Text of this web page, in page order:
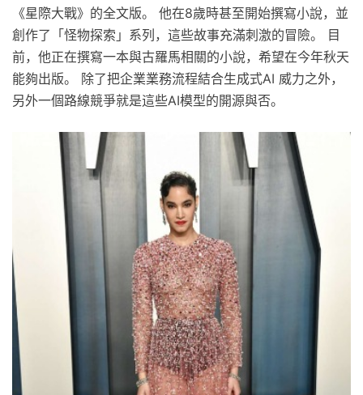
《星際大戰》的全文版。 他在8歲時甚至開始撰寫小說，並
創作了「怪物探索」系列，這些故事充滿刺激的冒險。 目
前，他正在撰寫一本與古羅馬相關的小說，希望在今年秋天
能夠出版。 除了把企業業務流程結合生成式AI 威力之外，
另外一個路線競爭就是這些AI模型的開源與否。